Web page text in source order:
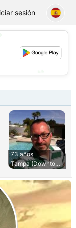
sesión
73 años
Tampa (Downtown)